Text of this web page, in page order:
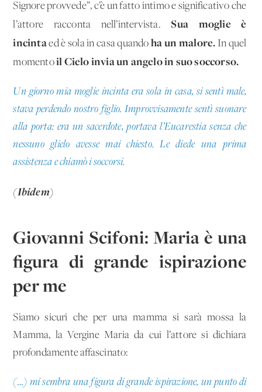
Signore provvede”, c’è un fatto intimo e significativo che
l’attore racconta nell’intervista.Sua moglie è
incintaed è sola in casa quandoha un malore. In quel
momentoil Cielo invia un angelo in suo soccorso.
Un giorno mia moglie incinta era sola in casa, si sentì male,
stava perdendo nostro figlio. Improvvisamente sentì suonare
alla porta: era un sacerdote, portava l’Eucarestia senza che
nessuno glielo avesse mai chiesto. Le diede una prima
assistenza e chiamò i soccorsi.
(Ibidem)
Giovanni Scifoni: Maria è una
figura di grande ispirazione
per me
Siamo sicuri che per una mamma si sarà mossa la
Mamma, la Vergine Maria da cui l’attore si dichiara
profondamente affascinato:
(…) mi sembra una figura di grande ispirazione, un punto di